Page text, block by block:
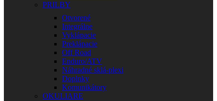
PRILBY
Otvorené
Integrálne
Vyklápacie
Preklápacie
Off Road
Enduro/ATV
Náhradné sklá-plexi
Doplnky
Komunikátory
OKULIARE